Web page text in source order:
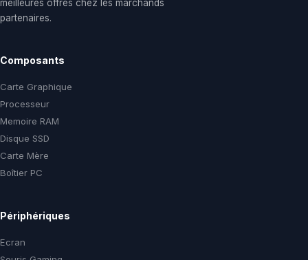
meilleures offres chez les marchands
partenaires.
Composants
Carte Graphique
Processeur
Memoire RAM
Disque SSD
Carte Mère
Boîtier PC
Périphériques
Ecran